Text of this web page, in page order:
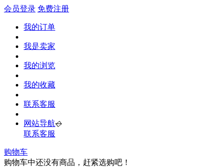
会员登录 免费注册
我的订单
我是卖家
我的浏览
我的收藏
联系客服
网站导航◇
联系客服
购物车
购物车中还没有商品，赶紧选购吧！